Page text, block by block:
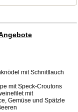
mit Schnittlauch
mit Speck-Croutons
mit
Gemüse und Spätzle